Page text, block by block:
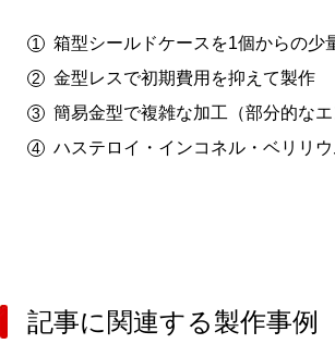
箱型シールドケースを1個からの少
金型レスで初期費用を抑えて製作
簡易金型で複雑な加工（部分的な
ハステロイ・インコネル・ベリリ
記事に関連する製作事例